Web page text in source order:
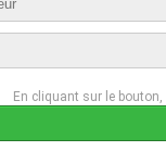
En cliquant sur le